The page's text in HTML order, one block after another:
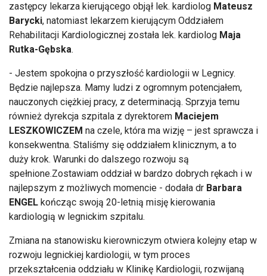
zastępcy lekarza kierującego objął lek. kardiolog Mateusz
Barycki, natomiast lekarzem kierującym Oddziałem
Rehabilitacji Kardiologicznej została lek. kardiolog Maja
Rutka-Gębska.
- Jestem spokojna o przyszłość kardiologii w Legnicy.
Będzie najlepsza. Mamy ludzi z ogromnym potencjałem,
nauczonych ciężkiej pracy, z determinacją. Sprzyja temu
również dyrekcja szpitala z dyrektorem Maciejem
LESZKOWICZEM na czele, która ma wizję – jest sprawcza i
konsekwentna. Staliśmy się oddziałem klinicznym, a to
duży krok. Warunki do dalszego rozwoju są
spełnione.Zostawiam oddział w bardzo dobrych rękach i w
najlepszym z możliwych momencie - dodała dr Barbara
ENGEL kończąc swoją 20-letnią misję kierowania
kardiologią w legnickim szpitalu.
Zmiana na stanowisku kierowniczym otwiera kolejny etap w
rozwoju legnickiej kardiologii, w tym proces
przekształcenia oddziału w Klinikę Kardiologii, rozwijaną